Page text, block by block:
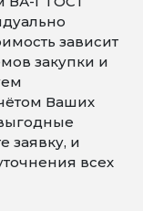
зависит
закупки и
Ваших
заявку, и
всех